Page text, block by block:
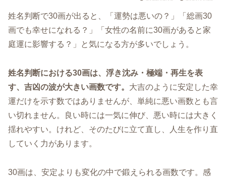
姓名判断で30画が出ると、「運勢は悪いの？」「総画30
画でも幸せになれる？」「女性の名前に30画があると家
庭運に影響する？」と気になる方が多いでしょう。
姓名判断における30画は、浮き沈み・極端・再生を表
す、吉凶の波が大きい画数です。 大吉のように安定した幸
運だけを示す数ではありませんが、単純に悪い画数とも言
い切れません。良い時には一気に伸び、悪い時には大きく
揺れやすい。けれど、そのたびに立て直し、人生を作り直
していく力があります。
30画は、安定よりも変化の中で鍛えられる画数です。感